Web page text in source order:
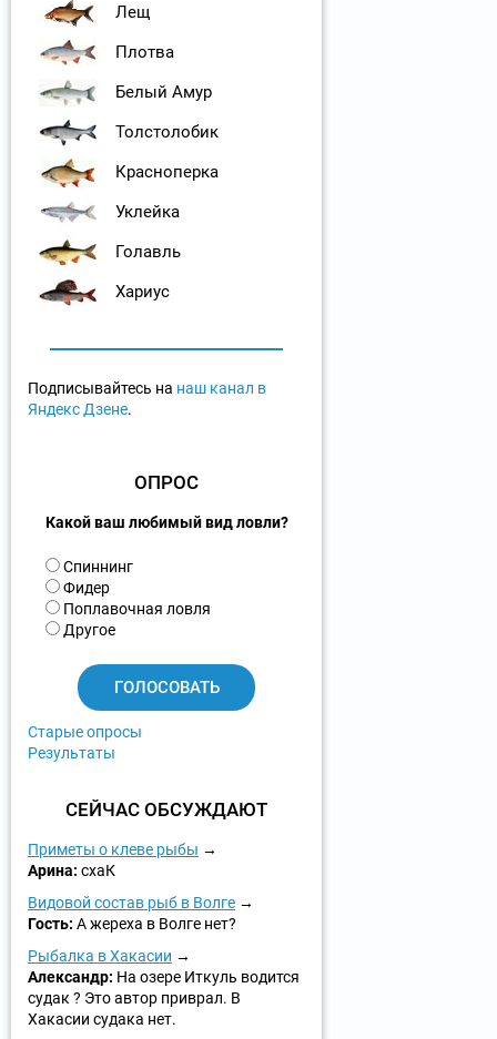
Лещ
Плотва
Белый Амур
Толстолобик
Красноперка
Уклейка
Голавль
Хариус
Подписывайтесь на наш канал в
Яндекс Дзене.
ОПРОС
Какой ваш любимый вид ловли?
В
а
р
и
Спиннинг
Фидер
Поплавочная ловля
Другое
Старые опросы
Результаты
СЕЙЧАС ОБСУЖДАЮТ
Приметы о клеве рыбы
Арина: схаК
Видовой состав рыб в Волге
Гость: А жереха в Волге нет?
Рыбалка в Хакасии
Александр: На озере Иткуль водится
судак ? Это автор приврал. В
Хакасии судака нет.